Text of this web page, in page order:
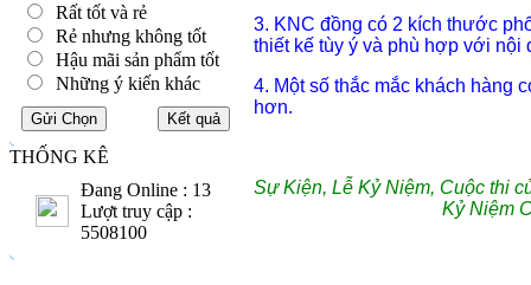
Rất tốt và rẻ
Rẻ nhưng không tốt
Hậu mãi sản phẩm tốt
Những ý kiến khác
THỐNG KÊ
Đang Online : 13
Lượt truy cập :
5508100
3. KNC đồng có 2 kích thước
thiết kế tùy ý và phù hợp với nội
4. Một số thắc mắc khách hàng
hơn.
Sự Kiện, Lễ Kỷ Niệm, Cuộc thi
Kỷ Niệm